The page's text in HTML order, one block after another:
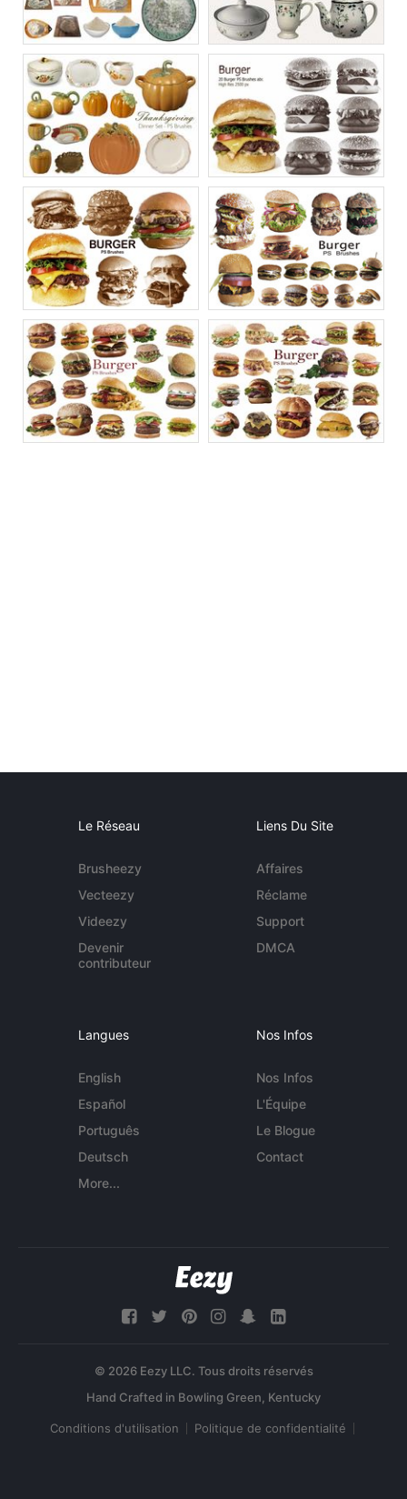
Le Réseau
Brusheezy
Vecteezy
Videezy
Devenir
contributeur
Liens Du Site
Affaires
Réclame
Support
DMCA
Langues
English
Español
Português
Deutsch
More...
Nos Infos
Nos Infos
L'Équipe
Le Blogue
Contact
© 2026 Eezy LLC. Tous droits réservés
Conditions d'utilisation Politique de confidentialité